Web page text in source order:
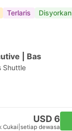
Terlaris Disyorkan
| Bas
Shuttle
USD 6
Cukai setiap dewasa